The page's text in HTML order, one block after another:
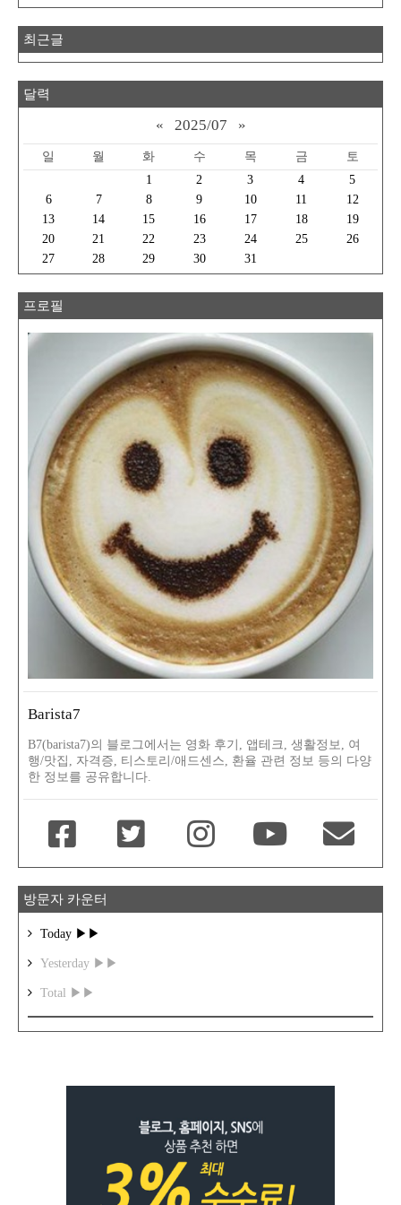
최근글
달력
« 2025/07 »
일 월 화 수 목 금
토
1
2 3 4
5
6
7 8 9 10 11
12
13
14 15 16 17 18
19
20
21 22 23 24 25
26
27
28 29 30 31
프로필
Barista7
B7(barista7)의 블로그에서는 영화 후기, 앱테크, 생활정보, 여
행/맛집, 자격증, 티스토리/애드센스, 환율 관련 정보 등의 다양
한 정보를 공유합니다.
방문자 카운터
Today ▶▶
Yesterday ▶▶
Total ▶▶